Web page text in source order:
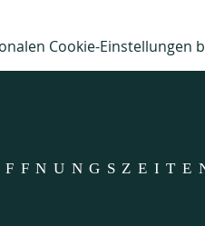
Cookie-Einstellungen